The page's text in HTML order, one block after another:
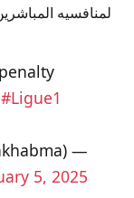
لمنافسيه
#Ligue1
— Mountakhab.net (@Mountakhabma)
5, 2025